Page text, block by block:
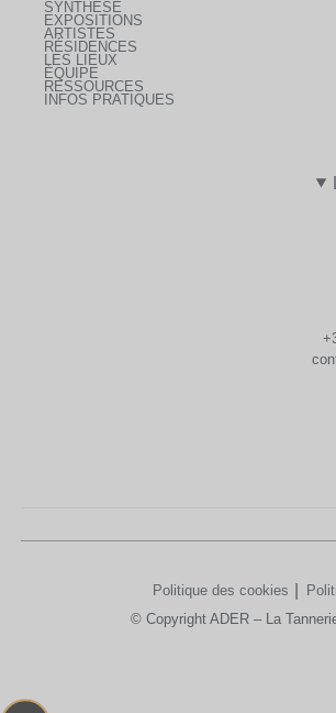
SYNTHÈSE
EXPOSITIONS
ARTISTES
RÉSIDENCES
LES LIEUX
ÉQUIPE
RESSOURCES
INFOS PRATIQUES
Politique des cookies
© Copyright ADER – La